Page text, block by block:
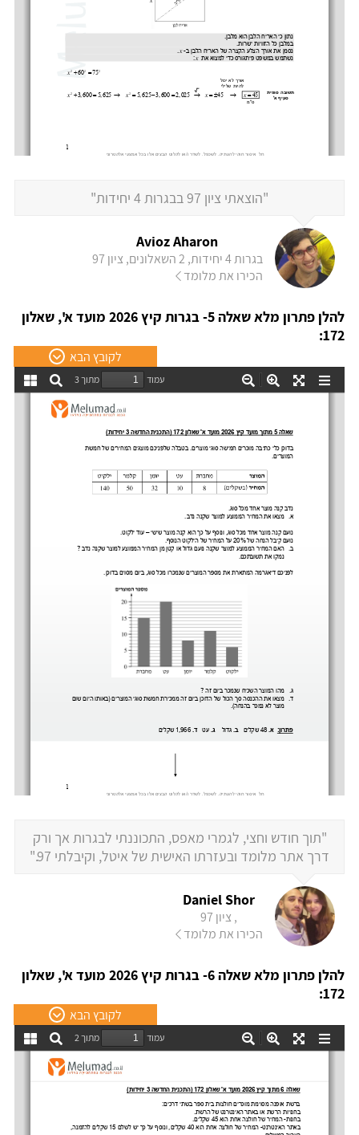
"הוצאתי ציון 97 בבגרות 4 יחידות"
Avioz Aharon
בגרות 4 יחידות, 2 השאלונים, ציון 97
הכירו את מלומד
להלן פתרון מלא שאלה 5- בגרות קיץ 2026 מועד א', שאלון
172:
לקובץ הבא
"תוך חודש וחצי, לגמרי מאפס, התכוננתי לבגרות אך ורק
דרך אתר מלומד ובעזרתו האישית של איטל, וקיבלתי 97."
Daniel Shor
, ציון 97
הכירו את מלומד
להלן פתרון מלא שאלה 6- בגרות קיץ 2026 מועד א', שאלון
172:
לקובץ הבא